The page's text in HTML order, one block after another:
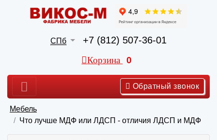
СПб +7 (812) 507-36-01
Корзина 0
Обратный звонок
Мебель
Что лучше МДФ или ЛДСП - отличия ЛДСП и МДФ